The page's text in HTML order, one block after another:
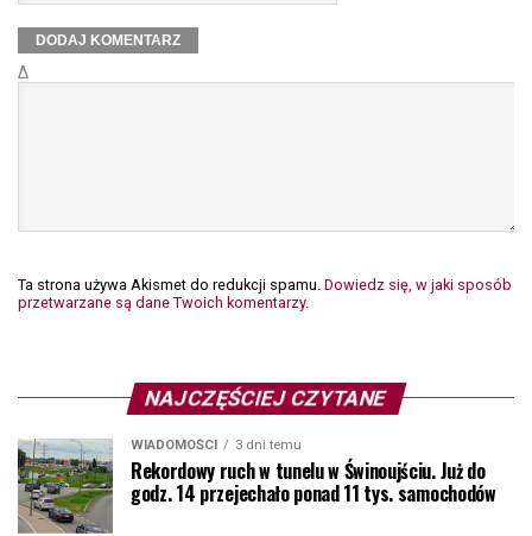
Δ
Ta strona używa Akismet do redukcji spamu. Dowiedz się, w jaki sposób
przetwarzane są dane Twoich komentarzy.
NAJCZĘŚCIEJ CZYTANE
WIADOMOŚCI 3 dni temu
Rekordowy ruch w tunelu w Świnoujściu. Już do
godz. 14 przejechało ponad 11 tys. samochodów